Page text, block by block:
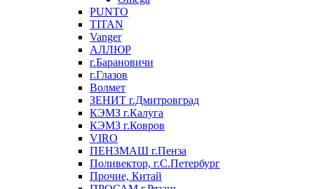
PUNTO
TITAN
Vanger
АЛЛЮР
г.Барановичи
г.Глазов
Волмет
ЗЕНИТ г.Дмитровград
КЭМЗ г.Калуга
КЭМЗ г.Ковров
VIRO
ПЕНЗМАШ г.Пенза
Поливектор, г.С.Петербург
Прочие, Китай